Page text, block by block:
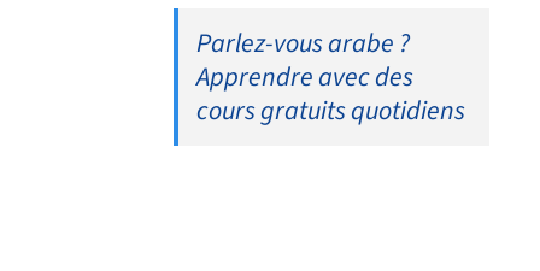
Parlez-vous arabe ?
Apprendre avec des
cours gratuits quotidiens